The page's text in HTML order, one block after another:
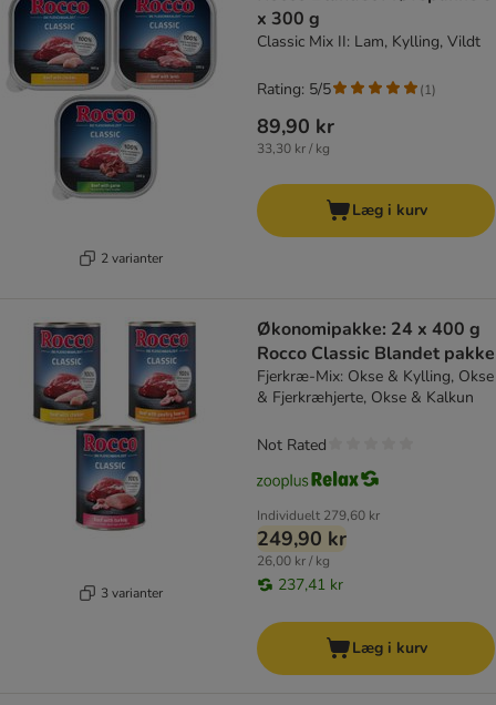
2 varianter
x 300 g
Classic Mix II: Lam, Kylling, Vildt
89,90 kr
33,30 kr / kg
Rating: 5/5 (1)
Læg i kurv
3 varianter
Økonomipakke: 24 x 400 g
Rocco Classic Blandet pakke
Fjerkræ-Mix: Okse & Kylling, Okse
& Fjerkræhjerte, Okse & Kalkun
Individuelt 279,60 kr
249,90 kr
26,00 kr / kg
237,41 kr
Not Rated
Læg i kurv